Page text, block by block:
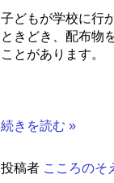
子どもが学校に行
ときどき、配布物
ことがあります。
続きを読む »
投稿者 こころのそ